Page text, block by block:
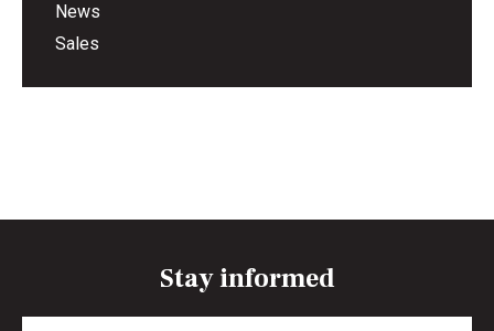
News
Sales
Stay informed